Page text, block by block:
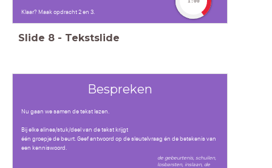
Klaar? Maak opdracht 2 en 3.
Slide 8 - Tekstslide
Bespreken
Nu gaan we samen de tekst lezen.
Bij elke alinea/stuk/deel van de tekst krijgt
één groepje de beurt. Geef antwoord op de sleutelvraag én de betekenis van
een kenniswoord.
de gebeurtenis, schuilen,
losbarsten, inslaan, de